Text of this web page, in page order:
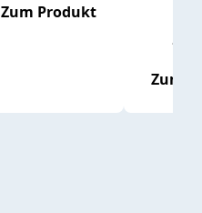
Zum Produkt
Zum